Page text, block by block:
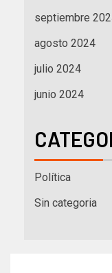
septiembre
agosto 2024
julio 2024
junio 2024
Política
Sin categoria